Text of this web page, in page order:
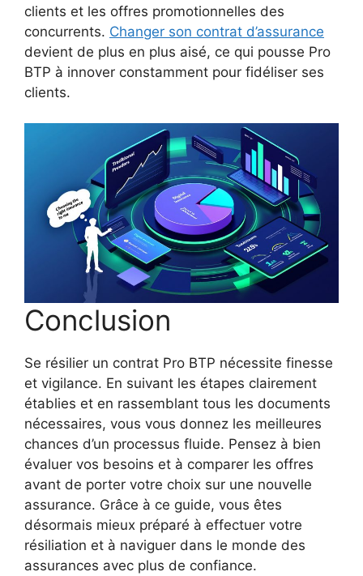
clients et les offres promotionnelles des
concurrents. Changer son contrat d’assurance
devient de plus en plus aisé, ce qui pousse Pro
BTP à innover constamment pour fidéliser ses
clients.
Conclusion
Se résilier un contrat Pro BTP nécessite finesse
et vigilance. En suivant les étapes clairement
établies et en rassemblant tous les documents
nécessaires, vous vous donnez les meilleures
chances d’un processus fluide. Pensez à bien
évaluer vos besoins et à comparer les offres
avant de porter votre choix sur une nouvelle
assurance. Grâce à ce guide, vous êtes
désormais mieux préparé à effectuer votre
résiliation et à naviguer dans le monde des
assurances avec plus de confiance.